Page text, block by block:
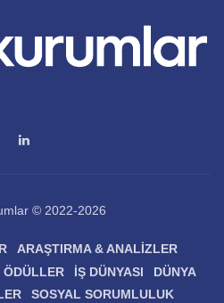
© 2022-2026
ARAŞTIRMA & ANALIZLER
ÖDÜLLER İŞ DÜNYASI
DÜNYA
SOSYAL SORUMLULUK